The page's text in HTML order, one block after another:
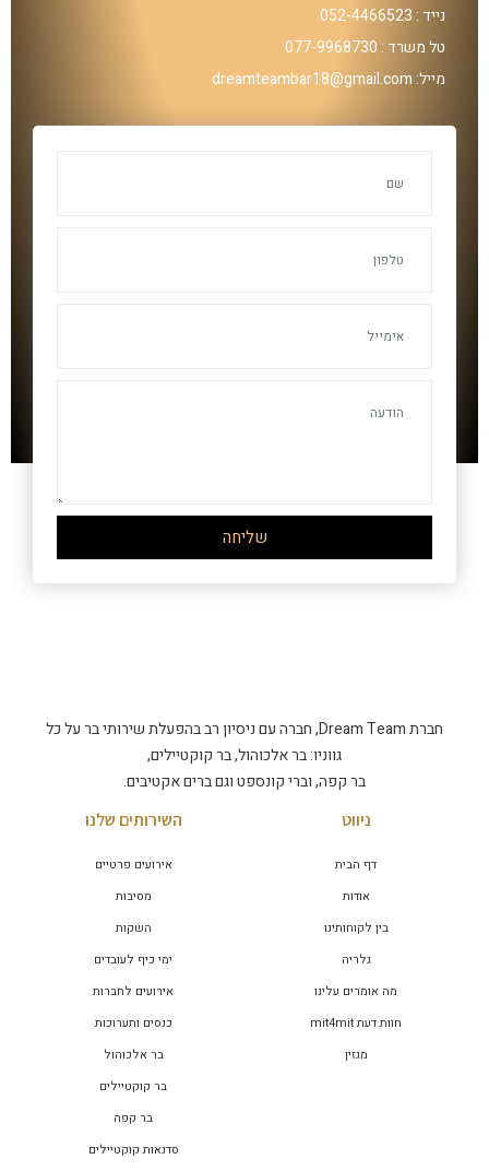
נייד : 052-4466523
טל משרד : 077-9968730
מייל: dreamteambar18@gmail.com
שליחה
חברת Dream Team, חברה עם ניסיון רב בהפעלת שירותי בר על כל
גווניו: בר אלכוהול, בר קוקטיילים,
בר קפה, וברי קונספט וגם ברים אקטיבים.
ניווט
דף הבית
אודות
בין לקוחותינו
גלריה
מה אומרים עלינו
חוות דעת mit4mit
מגזין
השירותים שלנו
אירועים פרטיים
מסיבות
השקות
ימי כיף לעובדים
אירועים לחברות
כנסים ותערוכות
בר אלכוהול
בר קוקטיילים
בר קפה
סדנאות קוקטיילים